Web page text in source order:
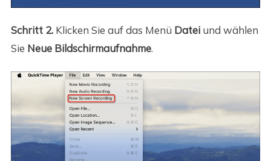
Schritt 2. Klicken Sie auf das Menü Datei und wählen
Sie Neue Bildschirmaufnahme.